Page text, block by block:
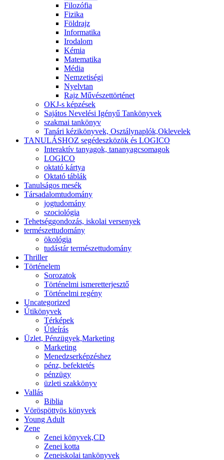
Filozófia
Fizika
Földrajz
Informatika
Irodalom
Kémia
Matematika
Média
Nemzetiségi
Nyelvtan
Rajz Művészettörténet
OKJ-s képzések
Sajátos Nevelési Igényű Tankönyvek
szakmai tankönyv
Tanári kézikönyvek, Osztálynaplók,Oklevelek
TANULÁSHOZ segédeszközök és LOGICO
Interaktív tanyagok, tananyagcsomagok
LOGICO
oktató kártya
Oktató táblák
Tanulságos mesék
Társadalomtudomány
jogtudomány
szociológia
Tehetséggondozás, iskolai versenyek
természettudomány
ökológia
tudástár természettudomány
Thriller
Történelem
Sorozatok
Történelmi ismeretterjesztő
Történelmi regény
Uncategorized
Útikönyvek
Térképek
Útleírás
Üzlet, Pénzügyek,Marketing
Marketing
Menedzserképzéshez
pénz, befektetés
pénzügy
üzleti szakkönyv
Vallás
Biblia
Vöröspöttyös könyvek
Young Adult
Zene
Zenei könyvek,CD
Zenei kotta
Zeneiskolai tankönyvek